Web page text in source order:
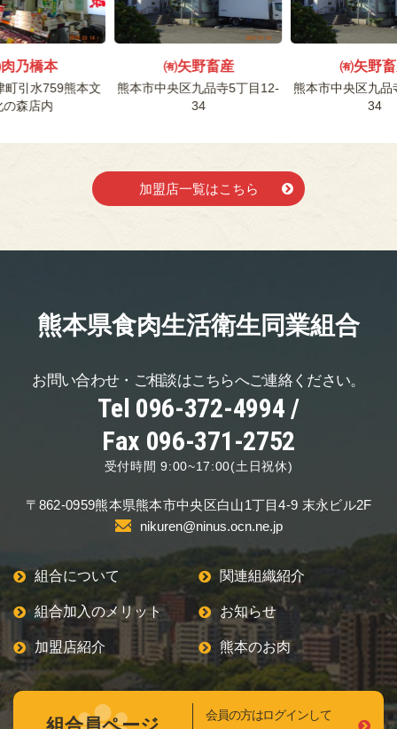
乃橋本
町引水759熊本文
の森店内
㈲矢野畜産
熊本市中央区九品寺5丁目12-
34
㈲矢野
熊本市中央区九
34
加盟店一覧はこちら
熊本県食肉生活衛生同業組合
お問い合わせ・ご相談はこちらへご連絡ください。
Tel 096-372-4994 /
Fax 096-371-2752
受付時間 9:00~17:00(土日祝休)
〒862-0959熊本県熊本市中央区白山1丁目4-9 末永ビル2F
nikuren@ninus.ocn.ne.jp
組合について 関連組織紹介
組合加入のメリット お知らせ
加盟店紹介 熊本のお肉
組合員ページ
会員の方はログインして